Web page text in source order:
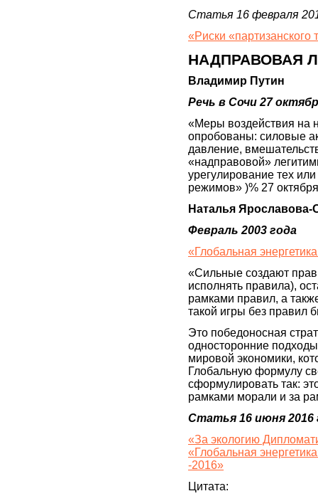
Статья 16 февраля
«Риски
НАДПРАВОВАЯ
Владимир Путин
Речь в Сочи 27
«Меры воздействия на
опробованы: силовые
давление,
«надправовой»
урегулирование тех
режимов» )% 27
Наталья Ярославова-
Февраль 2003 года
«Глобальная
«Сильные создают
исполнять правила),
рамками правил, а
такой игры без правил
Это победоносная
односторонние
мировой экономики,
Глобальную формулу
сформулировать так:
рамками морали и за
Статья 16 июня 2016
«За экологию
«Глобальная
-2016»
Цитата: